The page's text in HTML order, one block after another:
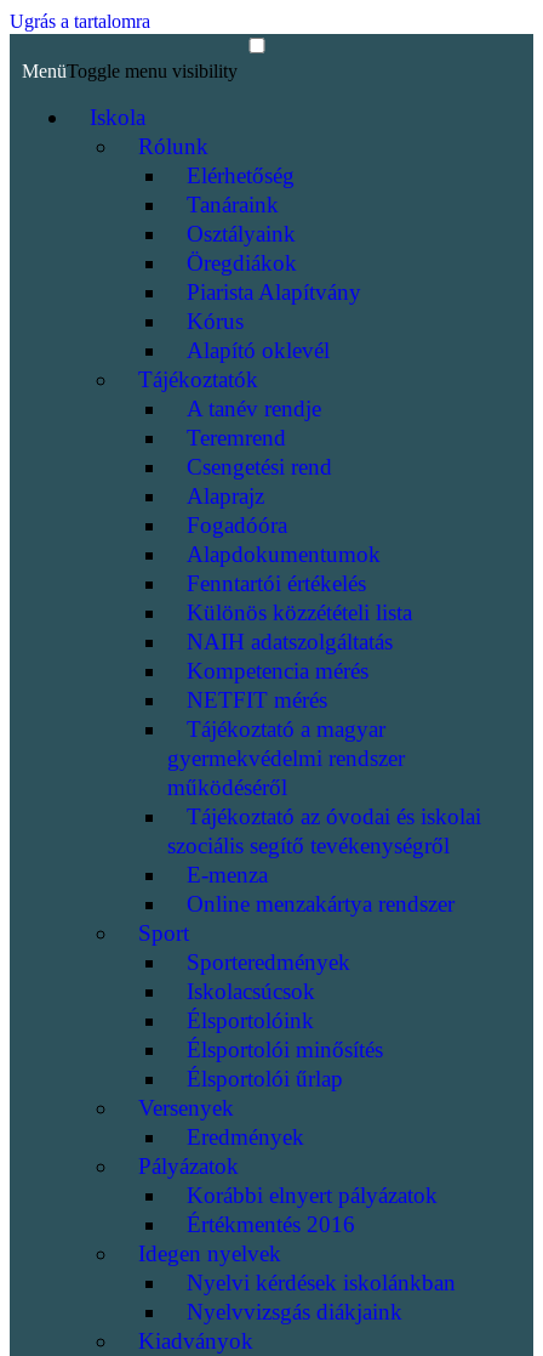
Ugrás a tartalomra
MenüToggle menu visibility
Iskola
Rólunk
Elérhetőség
Tanáraink
Osztályaink
Öregdiákok
Piarista Alapítvány
Kórus
Alapító oklevél
Tájékoztatók
A tanév rendje
Teremrend
Csengetési rend
Alaprajz
Fogadóóra
Alapdokumentumok
Fenntartói értékelés
Különös közzétételi lista
NAIH adatszolgáltatás
Kompetencia mérés
NETFIT mérés
Tájékoztató a magyar
gyermekvédelmi rendszer
működéséről
Tájékoztató az óvodai és iskolai
szociális segítő tevékenységről
E-menza
Online menzakártya rendszer
Sport
Sporteredmények
Iskolacsúcsok
Élsportolóink
Élsportolói minősítés
Élsportolói űrlap
Versenyek
Eredmények
Pályázatok
Korábbi elnyert pályázatok
Értékmentés 2016
Idegen nyelvek
Nyelvi kérdések iskolánkban
Nyelvvizsgás diákjaink
Kiadványok